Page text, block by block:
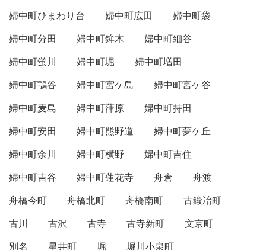
婦中町ひまわり台
婦中町広田
婦中町袋
婦中町分田
婦中町鉾木
婦中町細谷
婦中町蛍川
婦中町堀
婦中町増田
婦中町鶚谷
婦中町宮ケ島
婦中町宮ケ谷
婦中町麦島
婦中町葎原
婦中町持田
婦中町安田
婦中町熊野道
婦中町夢ケ丘
婦中町余川
婦中町横野
婦中町吉住
婦中町吉谷
婦中町蓮花寺 舟倉
舟渡
舟橋今町
舟橋北町 舟橋南町
古鍛冶町
古川
古沢 古寺 古寺新町
文京町
別名
星井町 堀
堀川小泉町